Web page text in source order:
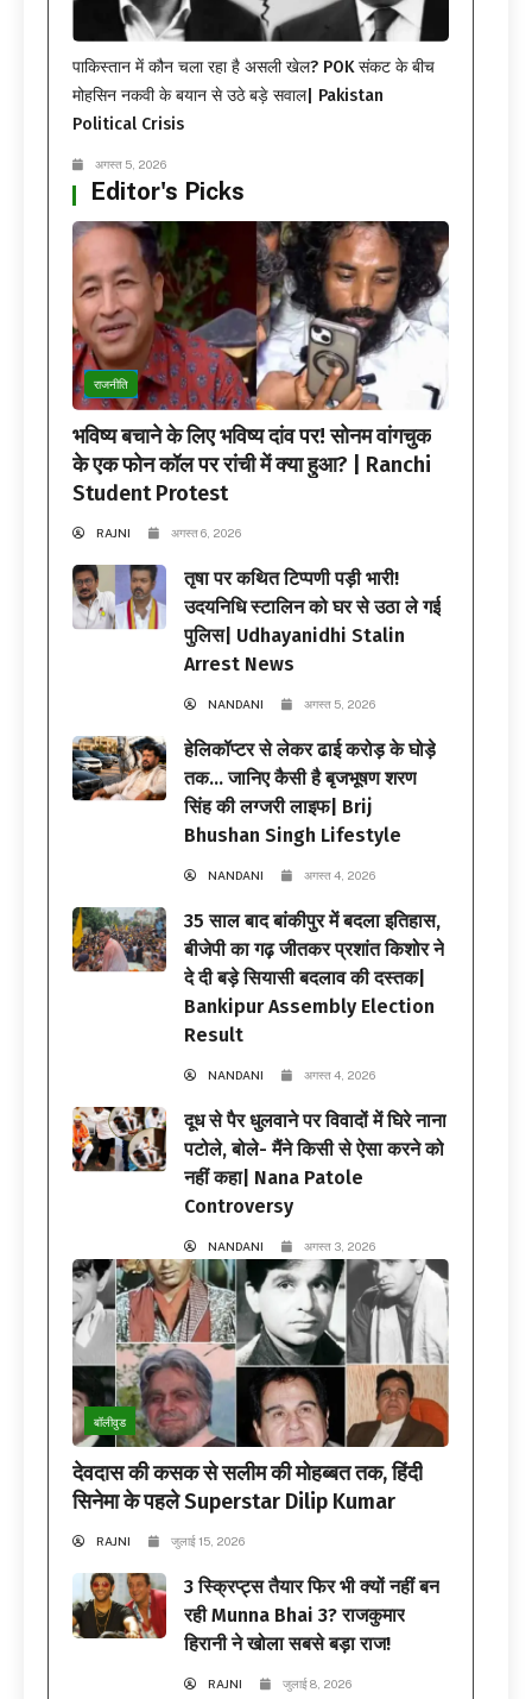
पाकिस्तान में कौन चला रहा है असली खेल? POK संकट के बीच
मोहसिन नकवी के बयान से उठे बड़े सवाल| Pakistan
Political Crisis
अगस्त 5, 2026
Editor's Picks
राजनीति
भविष्य बचाने के लिए भविष्य दांव पर! सोनम वांगचुक
के एक फोन कॉल पर रांची में क्या हुआ? | Ranchi
Student Protest
RAJNI अगस्त 6, 2026
तृषा पर कथित टिप्पणी पड़ी भारी!
उदयनिधि स्टालिन को घर से उठा ले गई
पुलिस| Udhayanidhi Stalin
Arrest News
NANDANI अगस्त 5, 2026
हेलिकॉप्टर से लेकर ढाई करोड़ के घोड़े
तक… जानिए कैसी है बृजभूषण शरण
सिंह की लग्जरी लाइफ| Brij
Bhushan Singh Lifestyle
NANDANI अगस्त 4, 2026
35 साल बाद बांकीपुर में बदला इतिहास,
बीजेपी का गढ़ जीतकर प्रशांत किशोर ने
दे दी बड़े सियासी बदलाव की दस्तक|
Bankipur Assembly Election
Result
NANDANI अगस्त 4, 2026
दूध से पैर धुलवाने पर विवादों में घिरे नाना
पटोले, बोले- मैंने किसी से ऐसा करने को
नहीं कहा| Nana Patole
Controversy
NANDANI अगस्त 3, 2026
बॉलीवुड
देवदास की कसक से सलीम की मोहब्बत तक, हिंदी
सिनेमा के पहले Superstar Dilip Kumar
RAJNI जुलाई 15, 2026
3 स्क्रिप्ट्स तैयार फिर भी क्यों नहीं बन
रही Munna Bhai 3? राजकुमार
हिरानी ने खोला सबसे बड़ा राज!
RAJNI जुलाई 8, 2026